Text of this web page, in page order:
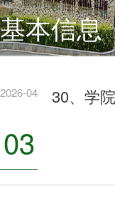
基本信息
2026-04
03
30、学